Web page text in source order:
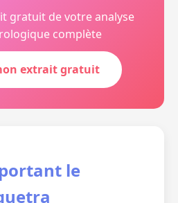
gratuit de votre analyse
complète
extrait gratuit
le